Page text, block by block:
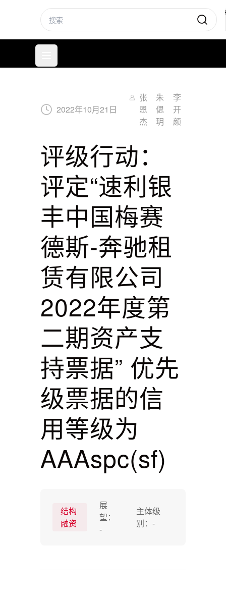
标普信评
2022年10月21 日
张
恩
杰
朱
偲
玥
李
开
颜
评级行动：
评定“速利银
丰中国梅赛
德斯-奔驰租
赁有限公司
2022年度第
二期资产支
持票据” 优先
级票据的信
用等级为
AAAspc(sf)
结构
融资
展
望：
-
主体级
别：-